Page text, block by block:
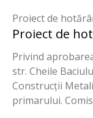
Proiect de
Proiect de
Privind
str. Cheile
Construcții
primarului.